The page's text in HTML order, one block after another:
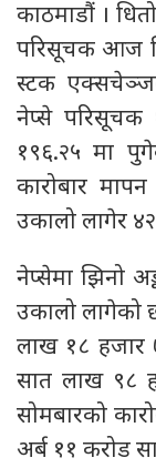
काठमाडौं ।
परिसूचक आज
स्टक
नेप्से परिसूचक
१९६.२५ मा
कारोबार
उकालो लागेर
नेप्सेमा झिनो
उकालो लागेको
लाख १८ हजार
सात लाख ९८
सोमबारको
अर्ब ११ करोड